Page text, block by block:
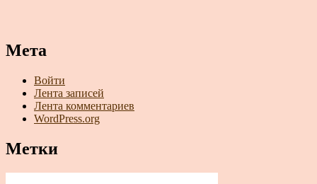
Мета
Войти
Лента записей
Лента комментариев
WordPress.org
Метки